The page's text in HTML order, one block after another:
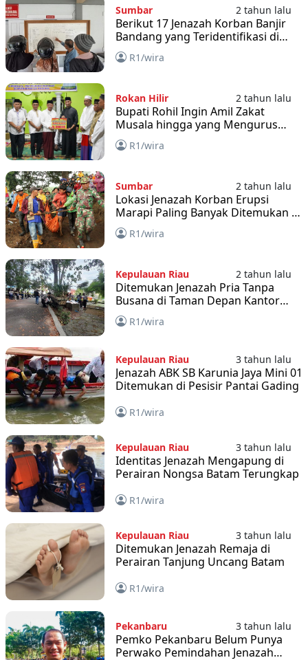
Sumbar 2 tahun lalu
Berikut 17 Jenazah Korban Banjir
Bandang yang Teridentifikasi di
RSAM Bukittinggi
R1/wira
Rokan Hilir 2 tahun lalu
Bupati Rohil Ingin Amil Zakat
Musala hingga yang Mengurus
Jenazah Diberi SK
R1/wira
Sumbar 2 tahun lalu
Lokasi Jenazah Korban Erupsi
Marapi Paling Banyak Ditemukan di
Tugu Abel dan Cadas
R1/wira
Kepulauan Riau 2 tahun lalu
Ditemukan Jenazah Pria Tanpa
Busana di Taman Depan Kantor
Pajak Tanjungpinang
R1/wira
Kepulauan Riau 3 tahun lalu
Jenazah ABK SB Karunia Jaya Mini 01
Ditemukan di Pesisir Pantai Gading
R1/wira
Kepulauan Riau 3 tahun lalu
Identitas Jenazah Mengapung di
Perairan Nongsa Batam Terungkap
R1/wira
Kepulauan Riau 3 tahun lalu
Ditemukan Jenazah Remaja di
Perairan Tanjung Uncang Batam
R1/wira
Pekanbaru 3 tahun lalu
Pemko Pekanbaru Belum Punya
Perwako Pemindahan Jenazah